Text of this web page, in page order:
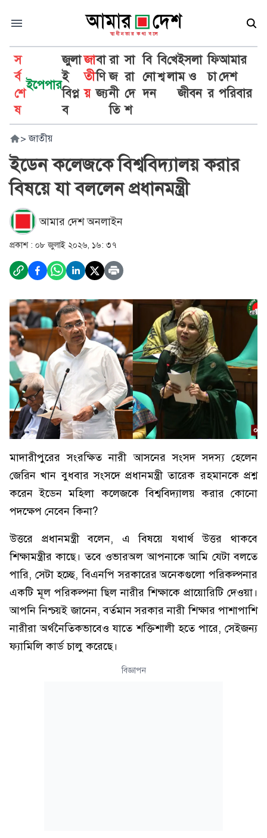
স
র্ব
শে
ষ
ইপেপার
জুলা
ই
বিপ্ল
ব
জা
তী
য়
বা
ণি
জ্য
রা
জ
নী
তি
সা
রা
দে
শ
বি
নো
দন
বি
শ্ব
খে
লা
ইসলা
ম ও
জীবন
ফি
চা
র
আমার
দেশ
পরিবার
> জাতীয়
ইডেন কলেজকে বিশ্ববিদ্যালয় করার
বিষয়ে যা বললেন প্রধানমন্ত্রী
আমার দেশ অনলাইন
প্রকাশ : ০৮ জুলাই ২০২৬, ১৬: ৩৭
মাদারীপুরের সংরক্ষিত নারী আসনের সংসদ সদস্য হেলেন
জেরিন খান বুধবার সংসদে প্রধানমন্ত্রী তারেক রহমানকে প্রশ্ন
করেন ইডেন মহিলা কলেজকে বিশ্ববিদ্যালয় করার কোনো
পদক্ষেপ নেবেন কিনা?
উত্তরে প্রধানমন্ত্রী বলেন, এ বিষয়ে যথার্থ উত্তর থাকবে
শিক্ষামন্ত্রীর কাছে। তবে ওভারঅল আপনাকে আমি যেটা বলতে
পারি, সেটা হচ্ছে, বিএনপি সরকারের অনেকগুলো পরিকল্পনার
একটি মূল পরিকল্পনা ছিল নারীর শিক্ষাকে প্রায়োরিটি দেওয়া।
আপনি নিশ্চয়ই জানেন, বর্তমান সরকার নারী শিক্ষার পাশাপাশি
নারীরা অর্থনৈতিকভাবেও যাতে শক্তিশালী হতে পারে, সেইজন্য
ফ্যামিলি কার্ড চালু করেছে।
বিজ্ঞাপন